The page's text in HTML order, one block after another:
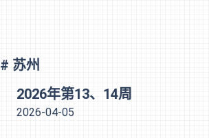
# 苏州
2026年第13、14周
2026-04-05